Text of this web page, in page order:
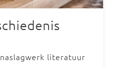
literatuur